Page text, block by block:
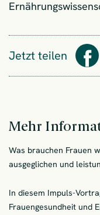
Jetzt teilen
Mehr
Was brauchen Frauen
ausgeglichen und
In diesem Impuls-
Frauengesundheit und